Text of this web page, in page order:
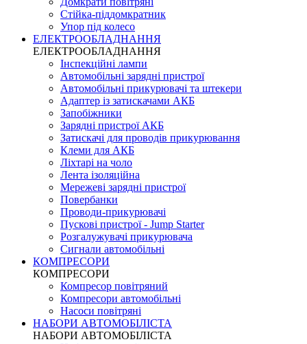
Стійка-піддомкратник
Упор під колесо
ЕЛЕКТРООБЛАДНАННЯ
ЕЛЕКТРООБЛАДНАННЯ
Інспекційні лампи
Автомобільні зарядні пристрої
Автомобільні прикурювачі та штекери
Адаптер із затискачами АКБ
Запобіжники
Зарядні пристрої АКБ
Затискачі для проводів прикурювання
Клеми для АКБ
Ліхтарі на чоло
Лента ізоляційна
Мережеві зарядні пристрої
Повербанки
Проводи-прикурювачі
Пускові пристрої - Jump Starter
Розгалужувачі прикурювача
Сигнали автомобільні
КОМПРЕСОРИ
КОМПРЕСОРИ
Компресор повітряний
Компресори автомобільні
Насоси повітряні
НАБОРИ АВТОМОБІЛІСТА
НАБОРИ АВТОМОБІЛІСТА